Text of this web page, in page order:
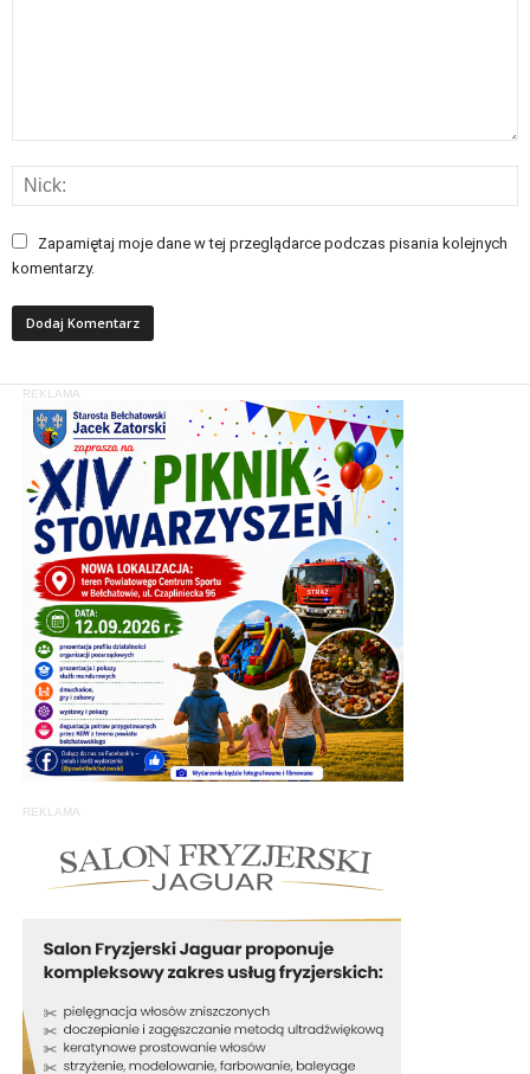
Zapamiętaj moje dane w tej przeglądarce podczas pisania kolejnych
komentarzy.
REKLAMA
REKLAMA